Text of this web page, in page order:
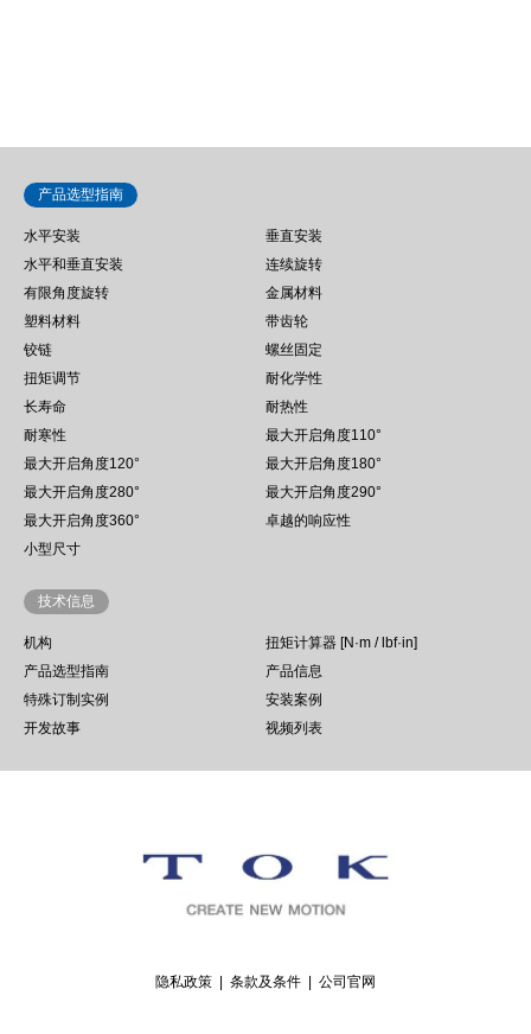
产品选型指南
水平安装
垂直安装
水平和垂直安装
连续旋转
有限角度旋转
金属材料
塑料材料
带齿轮
铰链
螺丝固定
扭矩调节
耐化学性
长寿命
耐热性
耐寒性
最大开启角度110°
最大开启角度120°
最大开启角度180°
最大开启角度280°
最大开启角度290°
最大开启角度360°
卓越的响应性
小型尺寸
技术信息
机构
扭矩计算器 [N·m / lbf·in]
产品选型指南
产品信息
特殊订制实例
安装案例
开发故事
视频列表
隐私政策 条款及条件 公司官网